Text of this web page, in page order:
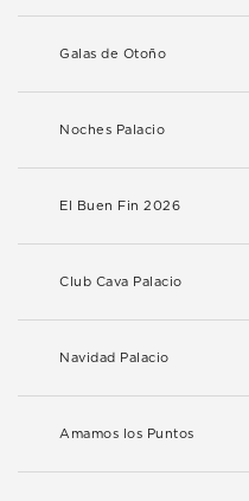
Galas de Otoño
Noches Palacio
El Buen Fin 2026
Club Cava Palacio
Navidad Palacio
Amamos los Puntos